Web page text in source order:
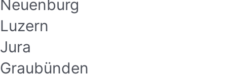
Neuenburg
Luzern
Jura
Graubünden